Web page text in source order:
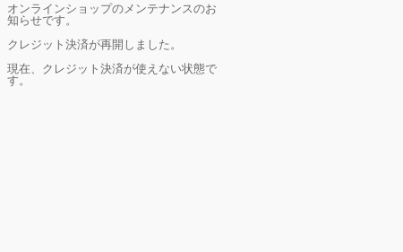
オンラインショップのメンテナンスのお
知らせです。
クレジット決済が再開しました。
現在、クレジット決済が使えない状態で
す。